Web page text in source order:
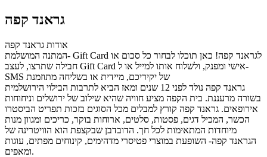
גראנד קפה
אודות גראנד קפה
המתנה המושלמת- Gift Card לגראנד קפה! כאן תוכלו לבחור כל סכום או
חבילה שתרצו, לעצב Gift Card אישי ומפנק, ולשלוח אותו למייל או ל-
SMS של יקיריכם, מיידית או בשליחה מתוזמנת
גראנד קפה נולד לפני 12 שנים ומאז הביא לתרבות הבילוי הירושלמית
בשורה מרעננת. בית הקפה מציע חוויה שהיא שילוב של ירושלים וניחוחות
אירופאים. גראנד קפה קורץ למבלים מכל הסוגים בזכות תפריט הביסטרו
הכשר, המכיל דגים, פסטות, סלטים, ארוחות בוקר, כריכים ומגוון מנות
מיוחדות המתאימות לכל חך. הדובדבן שבקצפת הוא הוויטרינה של
הגראנד קפה- השופעת במוצרי פטיסרי מדהימים, קינוחים מפתים, עוגות
ומאפים.